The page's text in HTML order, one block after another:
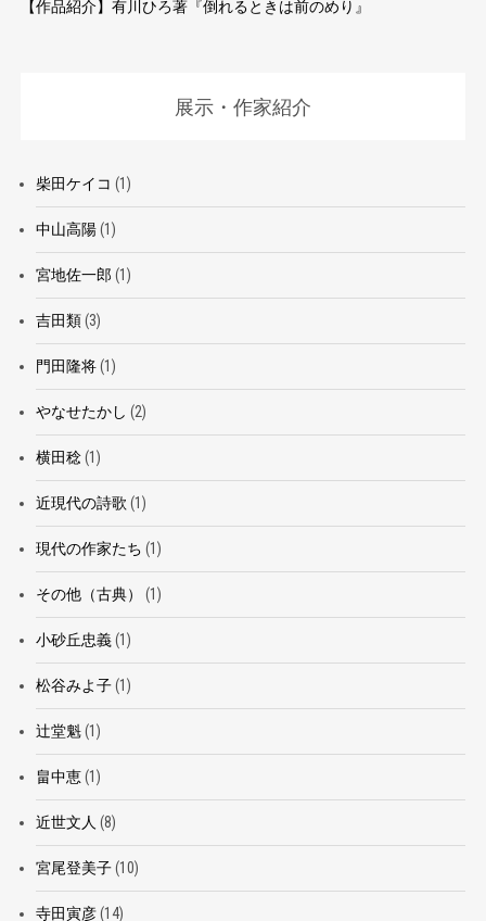
【作品紹介】有川ひろ著『倒れるときは前のめり』
展示・作家紹介
柴田ケイコ (1)
中山高陽(1)
宮地佐一郎 (1)
吉田類(3)
門田隆将(1)
やなせたかし (2)
横田稔(1)
近現代の詩歌 (1)
現代の作家たち (1)
その他（古典） (1)
小砂丘忠義(1)
松谷みよ子(1)
辻堂魁(1)
畠中恵(1)
近世文人 (8)
宮尾登美子(10)
寺田寅彦(14)